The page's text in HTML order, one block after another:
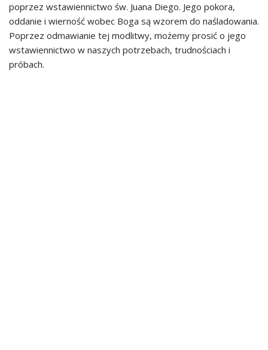
poprzez wstawiennictwo św. Juana Diego. Jego pokora,
oddanie i wierność wobec Boga są wzorem do naśladowania.
Poprzez odmawianie tej modlitwy, możemy prosić o jego
wstawiennictwo w naszych potrzebach, trudnościach i
próbach.